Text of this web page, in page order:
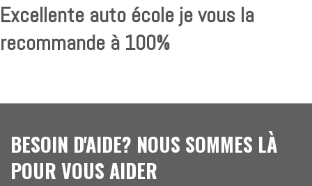
Excellente auto école je vous la
recommande à 100%
BESOIN D'AIDE? NOUS SOMMES LÀ
POUR VOUS AIDER